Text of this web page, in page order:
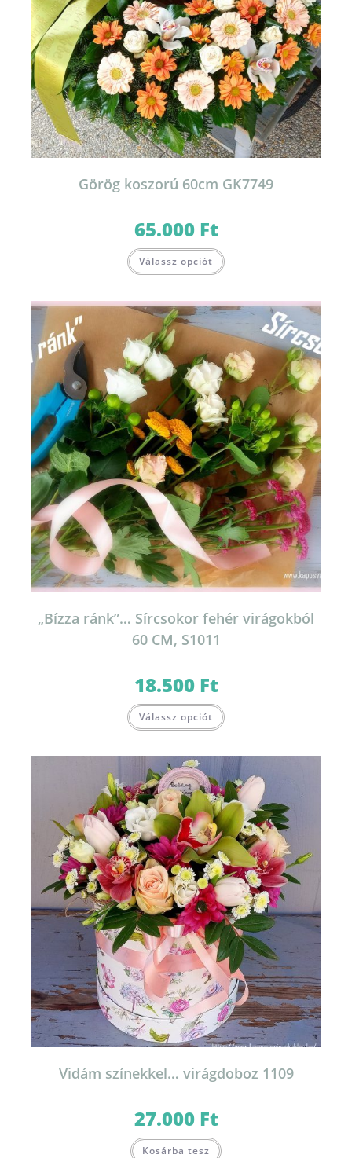
Görög koszorú 60cm GK7749
65.000 Ft
Válassz opciót
„Bízza ránk”… Sírcsokor fehér virágokból
60 CM, S1011
18.500 Ft
Válassz opciót
Vidám színekkel… virágdoboz 1109
27.000 Ft
Kosárba tesz